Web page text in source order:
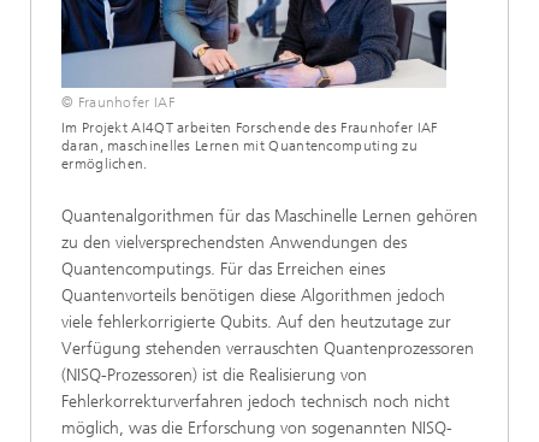
© Fraunhofer IAF
Im Projekt AI4QT arbeiten Forschende des Fraunhofer IAF
daran, maschinelles Lernen mit Quantencomputing zu
ermöglichen.
Quantenalgorithmen für das Maschinelle Lernen gehören
zu den vielversprechendsten Anwendungen des
Quantencomputings. Für das Erreichen eines
Quantenvorteils benötigen diese Algorithmen jedoch
viele fehlerkorrigierte Qubits. Auf den heutzutage zur
Verfügung stehenden verrauschten Quantenprozessoren
(NISQ-Prozessoren) ist die Realisierung von
Fehlerkorrekturverfahren jedoch technisch noch nicht
möglich, was die Erforschung von sogenannten NISQ-